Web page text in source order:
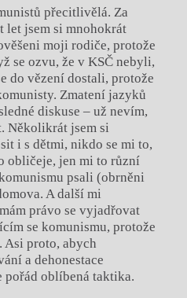
přecitlivělá. Za
let jsem si mnohokrát
moji rodiče, protože
se ozvu, že v KSČ nebyli,
do vězení dostali, protože
Zmatení jazyků
diskuse – už nevím,
Několikrát jsem si
i s dětmi, nikdo se mi to,
obličeje, jen mi to různí
psali (obrněni
A další mi
právo se vyjadřovat
se komunismu, protože
Asi proto, abych
a dehonestace
oblíbená taktika.